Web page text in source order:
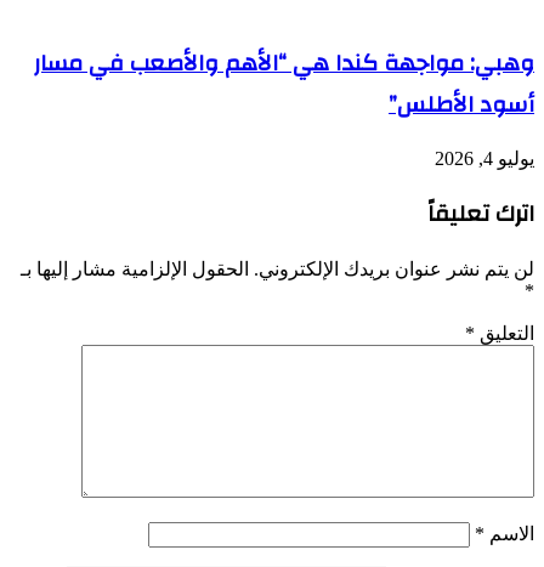
وهبي: مواجهة كندا هي “الأهم والأصعب في مسار
أسود الأطلس”
يوليو 4, 2026
اترك تعليقاً
لن يتم نشر عنوان بريدك الإلكتروني. الحقول الإلزامية مشار إليها بـ
*
التعليق *
الاسم *